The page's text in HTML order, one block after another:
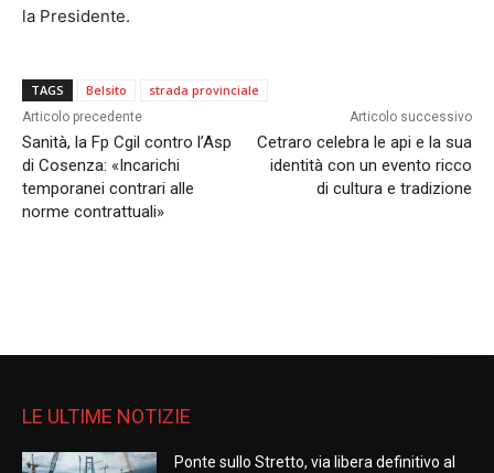
la Presidente.
TAGS Belsito strada provinciale
Articolo precedente
Sanità, la Fp Cgil contro l’Asp
di Cosenza: «Incarichi
temporanei contrari alle
norme contrattuali»
Articolo successivo
Cetraro celebra le api e la sua
identità con un evento ricco
di cultura e tradizione
LE ULTIME NOTIZIE
Ponte sullo Stretto, via libera definitivo al